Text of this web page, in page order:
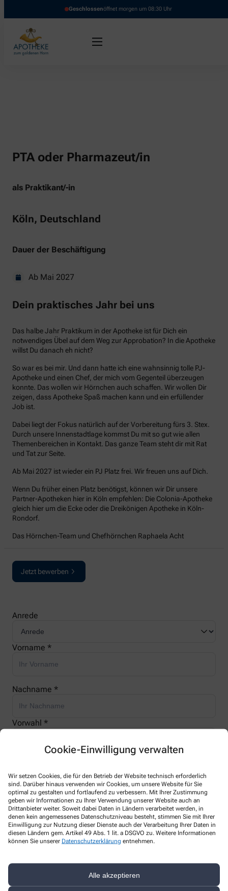
Cookie-Einwilligung verwalten
Wir setzen Cookies, die für den Betrieb der Website technisch erforderlich
sind. Darüber hinaus verwenden wir Cookies, um unsere Website für Sie
optimal zu gestalten und fortlaufend zu verbessern. Mit Ihrer Zustimmung
geben wir Informationen zu Ihrer Verwendung unserer Website auch an
Drittanbieter weiter. Soweit dabei Daten in Ländern verarbeitet werden, in
denen kein angemessenes Datenschutzniveau besteht, stimmen Sie mit Ihrer
Einwilligung zur Nutzung dieser Dienste auch der Verarbeitung Ihrer Daten in
diesen Ländern gem. Artikel 49 Abs. 1 lit. a DSGVO zu. Weitere Informationen
können Sie unserer Datenschutzerklärung entnehmen.
Alle akzeptieren
Geschlossenöffnet morgen um 08:30 Uhr
PTA oder Pharmazeut/in
als Praktikant/-in
Köln, Deutschland
Dauer der Beschäftigung
Ab Mai 2027
Dein praktisches Jahr bei uns
Das halbe Jahr Praktikum in der Apotheke ist für Dich ein
notwendiges Übel auf dem Weg zur Approbation? In die Apotheke
willst Du danach eh nicht?
So war es bei mir. Und dann hatte ich eine wahnsinnig tolle PJ-
Apotheke und einen Chef, der mich vom Gegenteil überzeugen
konnte. Das wollen wir Hörnchen auch schaffen. Wir wollen Dir
zeigen, dass Apotheke Spaß machen kann und ein erfüllender
Job ist.
Dabei liegt der Fokus natürlich auf der Vorbereitung fürs 3. Stex.
Durch unsere Innenstadtlage kommst Du mit so gut wie allen
Themenbereichen in Kontakt. Das ganze Team steht dir mit Rat
und Tat zur Seite.
Ab Mai 2027 ist wieder ein PJ Platz frei. Wir freuen uns auf Dich.
Wenn Du früher einen Platz benötigst, können wir Dir unsere
Partner-Apotheken hier in Köln empfehlen: Die Colonia-Apotheke
gleich hier um die Ecke oder die Dreikönigen Apotheke in Köln-
Rondorf.
Das Hörnchen-Team und Chefhörnchen Raphaela Acht
Jetzt bewerben
Anrede
Vorname *
Nachname *
Vorwahl *
E-Mail *
Frühester Eintrittstermin